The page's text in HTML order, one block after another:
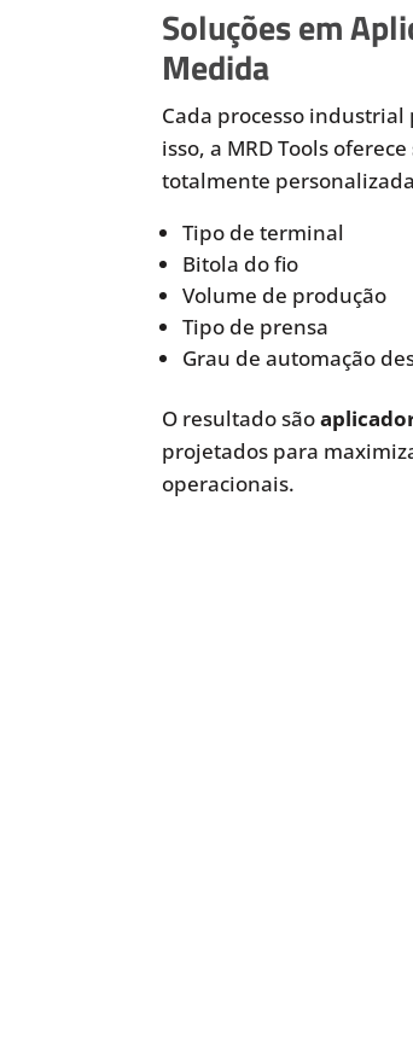
Soluções em
Medida
Cada processo
isso, a MRD Tools oferece
totalmente
Tipo de terminal
Bitola do fio
Volume de produção
Tipo de prensa
Grau de automação
O resultado são
projetados para
operacionais.